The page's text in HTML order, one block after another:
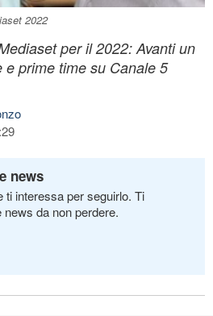
2022
per il 2022: Avanti un
prime time su Canale 5
news
ti interessa per seguirlo. Ti
da non perdere.